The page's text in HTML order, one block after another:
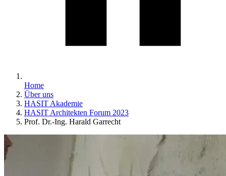
Home
Über uns
HASIT Akademie
HASIT Architekten Forum 2023
Prof. Dr.-Ing. Harald Garrecht